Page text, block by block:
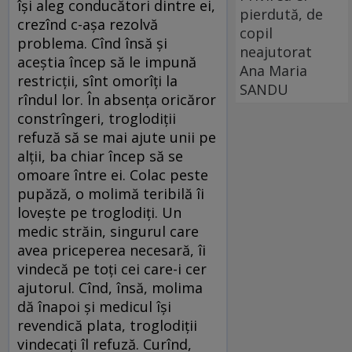
își aleg conducători dintre ei,
crezînd c-așa rezolvă
problema. Cînd însă și
aceștia încep să le impună
restricții, sînt omorîți la
rîndul lor. În absența oricăror
constrîngeri, troglodiții
refuză să se mai ajute unii pe
alții, ba chiar încep să se
omoare între ei. Colac peste
pupăză, o molimă teribilă îi
lovește pe troglodiți. Un
medic străin, singurul care
avea priceperea necesară, îi
vindecă pe toți cei care-i cer
ajutorul. Cînd, însă, molima
dă înapoi și medicul își
revendică plata, troglodiții
vindecați îl refuză. Curînd,
pierdută, de
copil
neajutorat
Ana Maria
SANDU